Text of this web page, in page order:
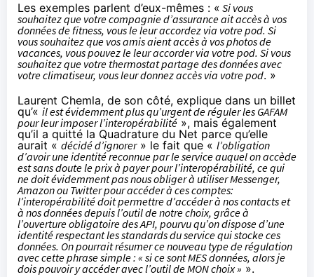
Les exemples parlent d’eux-mêmes : « Si vous
souhaitez que votre compagnie d’assurance ait accès à vos
données de fitness, vous le leur accordez via votre pod. Si
vous souhaitez que vos amis aient accès à vos photos de
vacances, vous pouvez le leur accorder via votre pod. Si vous
souhaitez que votre thermostat partage des données avec
votre climatiseur, vous leur donnez accès via votre pod. »
Laurent Chemla, de son côté, explique dans un billet
qu’« il est évidemment plus qu’urgent de réguler les GAFAM
pour leur imposer l’interopérabilité », mais également
qu’il a quitté la Quadrature du Net parce qu’elle
aurait « décidé d’ignorer» le fait que « l’obligation
d’avoir une identité reconnue par le service auquel on accède
est sans doute le prix à payer pour l’interopérabilité, ce qui
ne doit évidemment pas nous obliger à utiliser Messenger,
Amazon ou Twitter pour accéder à ces comptes:
l’interopérabilité doit permettre d’accéder à nos contacts et
à nos données depuis l’outil de notre choix, grâce à
l’ouverture obligatoire des API, pourvu qu’on dispose d’une
identité respectant les standards du service qui stocke ces
données. On pourrait résumer ce nouveau type de régulation
avec cette phrase simple : « si ce sont MES données, alors je
dois pouvoir y accéder avec l’outil de MON choix » ».